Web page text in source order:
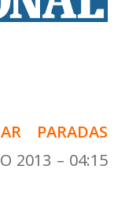
PARADAS
2013 – 04:15